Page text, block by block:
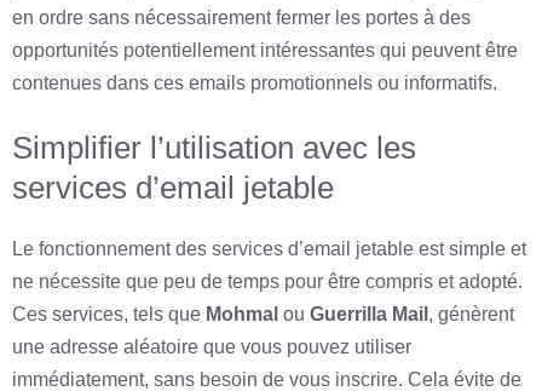
en ordre sans nécessairement fermer les portes à des
opportunités potentiellement intéressantes qui peuvent être
contenues dans ces emails promotionnels ou informatifs.
Simplifier l’utilisation avec les
services d’email jetable
Le fonctionnement des services d’email jetable est simple et
ne nécessite que peu de temps pour être compris et adopté.
Ces services, tels que Mohmal ou Guerrilla Mail , génèrent
une adresse aléatoire que vous pouvez utiliser
immédiatement, sans besoin de vous inscrire. Cela évite de